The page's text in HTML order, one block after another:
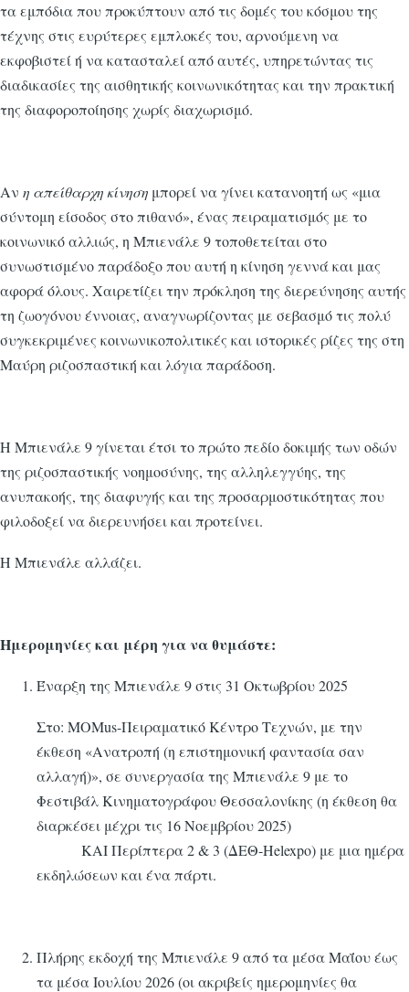
τα εμπόδια που προκύπτουν από τις δομές του κόσμου της
τέχνης στις ευρύτερες εμπλοκές του, αρνούμενη να
εκφοβιστεί ή να κατασταλεί από αυτές, υπηρετώντας τις
διαδικασίες της αισθητικής κοινωνικότητας και την πρακτική
της διαφοροποίησης χωρίς διαχωρισμό.
Αν η απείθαρχη κίνηση μπορεί να γίνει κατανοητή ως «μια
σύντομη είσοδος στο πιθανό», ένας πειραματισμός με το
κοινωνικό αλλιώς, η Μπιενάλε 9 τοποθετείται στο
συνωστισμένο παράδοξο που αυτή η κίνηση γεννά και μας
αφορά όλους. Χαιρετίζει την πρόκληση της διερεύνησης αυτής
τη ζωογόνου έννοιας, αναγνωρίζοντας με σεβασμό τις πολύ
συγκεκριμένες κοινωνικοπολιτικές και ιστορικές ρίζες της στη
Μαύρη ριζοσπαστική και λόγια παράδοση.
Η Μπιενάλε 9 γίνεται έτσι το πρώτο πεδίο δοκιμής των οδών
της ριζοσπαστικής νοημοσύνης, της αλληλεγγύης, της
ανυπακοής, της διαφυγής και της προσαρμοστικότητας που
φιλοδοξεί να διερευνήσει και προτείνει.
Η Μπιενάλε αλλάζει.
Ημερομηνίες και μέρη για να θυμάστε:
Έναρξη της Μπιενάλε 9 στις 31 Οκτωβρίου 2025
Στο: MOMus-Πειραματικό Κέντρο Τεχνών, με την
έκθεση «Ανατροπή (η επιστημονική φαντασία σαν
αλλαγή)», σε συνεργασία της Μπιενάλε 9 με το
Φεστιβάλ Κινηματογράφου Θεσσαλονίκης (η έκθεση θα
διαρκέσει μέχρι τις 16 Νοεμβρίου 2025)
ΚΑΙ Περίπτερα 2 & 3 (ΔΕΘ-Helexpo) με μια ημέρα
εκδηλώσεων και ένα πάρτι.
Πλήρης εκδοχή της Μπιενάλε 9 από τα μέσα Μαΐου έως
τα μέσα Ιουλίου 2026 (οι ακριβείς ημερομηνίες θα